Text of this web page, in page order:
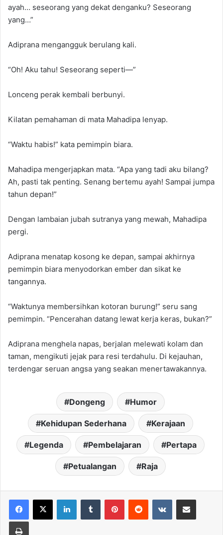
ayah… seseorang yang dekat denganku? Seseorang
yang…”
Adiprana mengangguk berulang kali.
“Oh! Aku tahu! Seseorang seperti—”
Lonceng perak kembali berbunyi.
Kilatan pemahaman di mata Mahadipa lenyap.
“Waktu habis!” kata pemimpin biara.
Mahadipa mengerjapkan mata. “Apa yang tadi aku bilang?
Ah, pasti tak penting. Senang bertemu ayah! Sampai jumpa
tahun depan!”
Dengan lambaian jubah sutranya yang mewah, Mahadipa
pergi.
Adiprana menatap kosong ke depan, sampai akhirnya
pemimpin biara menyodorkan ember dan sikat ke
tangannya.
“Waktunya membersihkan kotoran burung!” seru sang
pemimpin. “Pencerahan datang lewat kerja keras, bukan?”
Adiprana menghela napas, berjalan melewati kolam dan
taman, mengikuti jejak para resi terdahulu. Di kejauhan,
terdengar seruan angsa yang seakan menertawakannya.
Dongeng Humor
Kehidupan Sederhana Kerajaan
Legenda Pembelajaran Pertapa
Petualangan Raja
LinkedInTumblr PinterestReddit VKontakteShare via Email
Print